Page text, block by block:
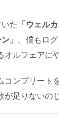
た 「ウェル
」 。僕もロ
ルフェアに
コンプリート
足りないのじ